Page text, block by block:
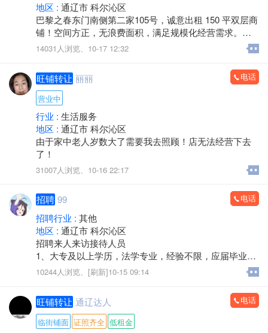
地区 : 通辽市 科尔沁区
巴黎之春东门南侧第二家105号，诚意出租 150 平双层商
铺！空间方正，无浪费面积，满足规模化经营需求。交
通便捷，临近主干道 / 公交站点，自带客流基础。价格面
议，可实地考察随时看房，可根据经营需求沟通细节，
有意者请私信或电话联系。*****6071。*****3586。
14031人浏览、 10-17 12:32
旺铺转让 丽丽
电话
营业中
行业 : 生活服务
地区 : 通辽市 科尔沁区
由于家中老人岁数大了需要我去照顾！店无法经营下去
了！
31007人浏览、 10-16 22:17
招聘 99 电话
招聘行业 : 其他
地区 : 通辽市 科尔沁区
招聘来人来访接待人员
1、大专及以上学历，法学专业，经验不限，应届毕业生
也可考虑;
2、耐心及时的解决来访当事人咨询的相关法律问题，用
法言法语为当事人提供专业的法律咨询解答;
3、能够熟练使用电脑及办公软件;
4、工作认真细致，有责任心，办事靠谱;
10244人浏览、 [刷新]10-15 09:14
旺铺转让 通辽达人
电话
临街铺面 证照齐全 低租金